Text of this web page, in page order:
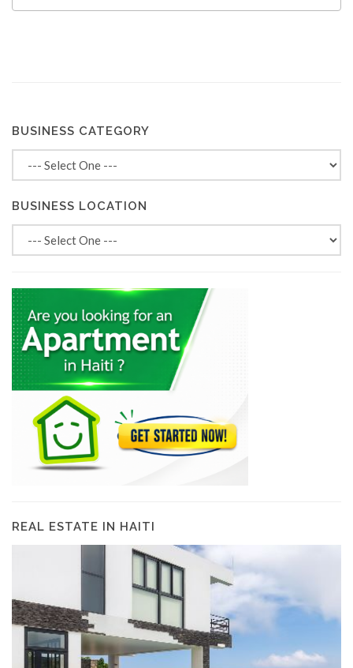
BUSINESS CATEGORY
BUSINESS LOCATION
REAL ESTATE IN HAITI